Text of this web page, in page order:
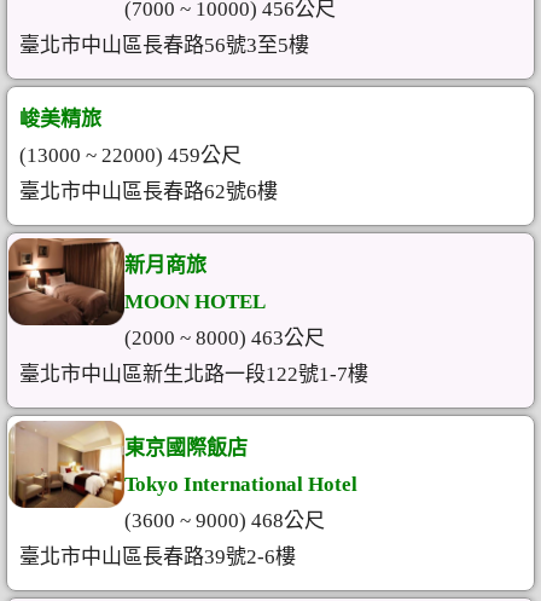
(7000 ~ 10000) 456公尺
臺北市中山區長春路56號3至5樓
峻美精旅
(13000 ~ 22000) 459公尺
臺北市中山區長春路62號6樓
新月商旅
MOON HOTEL
(2000 ~ 8000) 463公尺
臺北市中山區新生北路一段122號1-7樓
東京國際飯店
Tokyo International Hotel
(3600 ~ 9000) 468公尺
臺北市中山區長春路39號2-6樓